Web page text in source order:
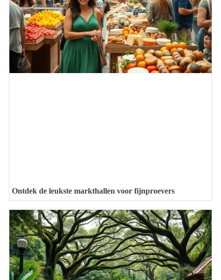
Ontdek de leukste markthallen voor fijnproevers